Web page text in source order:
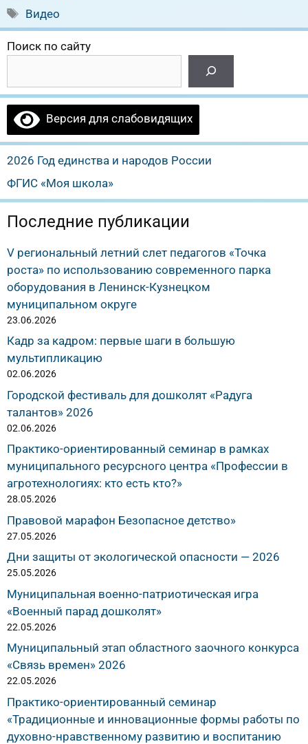
Метки
Видео
Поиск по сайту
Версия для слабовидящих
2026 Год единства и народов России
ФГИС «Моя школа»
Последние публикации
V региональный летний слет педагогов «Точка
роста» по использованию современного парка
оборудования в Ленинск-Кузнецком
муниципальном округе
23.06.2026
Кадр за кадром: первые шаги в большую
мультипликацию
02.06.2026
Городской фестиваль для дошколят «Радуга
талантов» 2026
02.06.2026
Практико-ориентированный семинар в рамках
муниципального ресурсного центра «Профессии в
агротехнологиях: кто есть кто?»
28.05.2026
Правовой марафон Безопасное детство»
27.05.2026
Дни защиты от экологической опасности — 2026
25.05.2026
Муниципальная военно-патриотическая игра
«Военный парад дошколят»
22.05.2026
Муниципальный этап областного заочного конкурса
«Связь времен» 2026
22.05.2026
Практико-ориентированный семинар
«Традиционные и инновационные формы работы по
духовно-нравственному развитию и воспитанию